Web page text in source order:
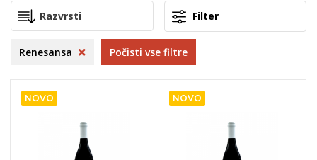
Filter
Renesansa Počisti vse filtre
NOVO NOVO